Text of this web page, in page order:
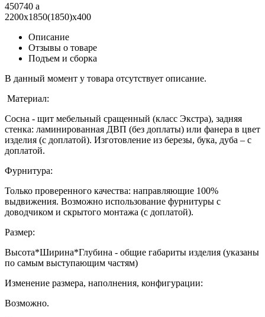
450740 a
2200x1850(1850)x400
Описание
Отзывы о товаре
Подъем и сборка
В данный момент у товара отсутствует описание.
Материал:
Сосна - щит мебельный сращенный (класс Экстра), задняя
стенка: ламинированная ДВП (без доплаты) или фанера в цвет
изделия (с доплатой). Изготовление из березы, бука, дуба – с
доплатой.
Фурнитура:
Только проверенного качества: направляющие 100%
выдвижения. Возможно использование фурнитуры с
доводчиком и скрытого монтажа (с доплатой).
Размер:
Высота*Ширина*Глубина - общие габариты изделия (указаны
по самым выступающим частям)
Изменение размера, наполнения, конфигурации:
Возможно.